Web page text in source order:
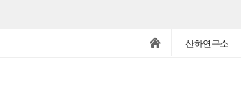
산하연구소